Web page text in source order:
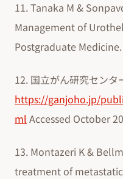
11. Tanaka M &
Management of
Postgraduate
12. 国立がん研究センタ
https://ganjoho.jp/
ml Accessed October
13. Montazeri K &
treatment of